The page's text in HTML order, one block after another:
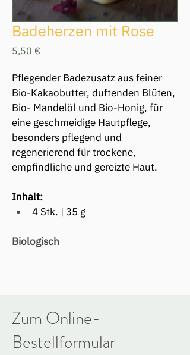
Badeherzen mit Rose
5,50 €
Pflegender Badezusatz aus feiner
Bio-Kakaobutter, duftenden Blüten,
Bio- Mandelöl und Bio-Honig, für
eine geschmeidige Hautpflege,
besonders pflegend und
regenerierend für trockene,
empfindliche und gereizte Haut.
Inhalt:
4 Stk. | 35 g
Biologisch
Zum Online-
Bestellformular